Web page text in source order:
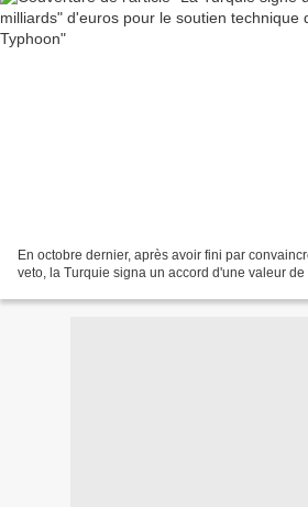
En octobre dernier, après avoir fini par
veto, la Turquie signa un accord d'une valeur